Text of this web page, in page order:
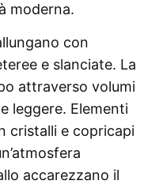
moderna.
con
e slanciate. La
attraverso volumi
leggere. Elementi
cristalli e copricapi
accarezzano il